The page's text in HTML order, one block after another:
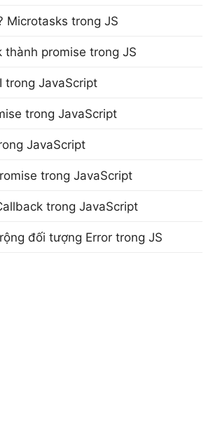
Microtasks trong JS
thành promise trong JS
trong JavaScript
trong JavaScript
JavaScript
trong JavaScript
trong JavaScript
đối tượng Error trong JS